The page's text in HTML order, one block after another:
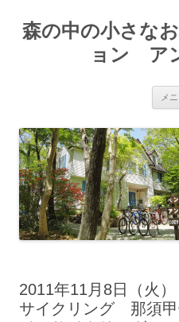
森の中の小さな
ョン ア
メ
2011年11月8日（火
サイクリング 那須甲